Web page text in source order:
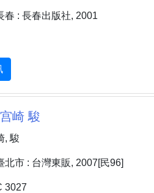
春 : 長春出版社, 2001
崎 駿
, 駿
北市 : 台灣東販, 2007[民96]
3027